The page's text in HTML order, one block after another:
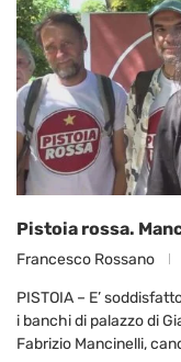
Pistoia rossa.
Francesco Rossano
PISTOIA – E’
i banchi di palazzo di
Fabrizio Mancinelli,